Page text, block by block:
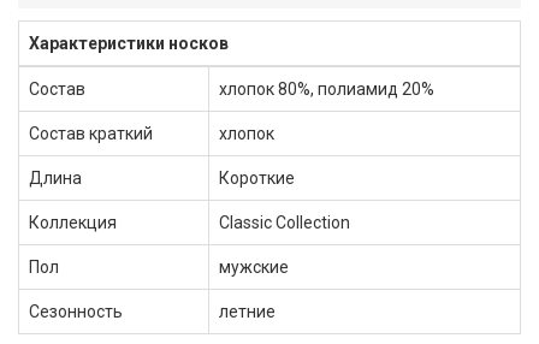
Характеристики носков
Состав хлопок 80%, полиамид 20%
Состав краткий хлопок
Длина Короткие
Коллекция Classic Сollection
Пол мужские
Сезонность летние